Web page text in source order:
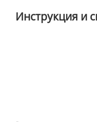
Инструкция и